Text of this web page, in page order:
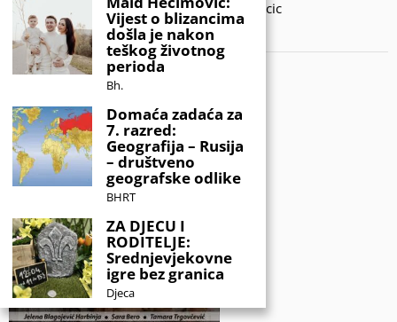
Developed by Amar SIjercic
IZAŠAO JE NOVI MAGAZIN!
Vijest o blizancima
došla je nakon
teškog životnog
perioda
Bh.
Domaća zadaća za
7. razred:
Geografija – Rusija
– društveno
geografske odlike
BHRT
ZA DJECU I
RODITELJE:
Srednjevjekovne
igre bez granica
Djeca